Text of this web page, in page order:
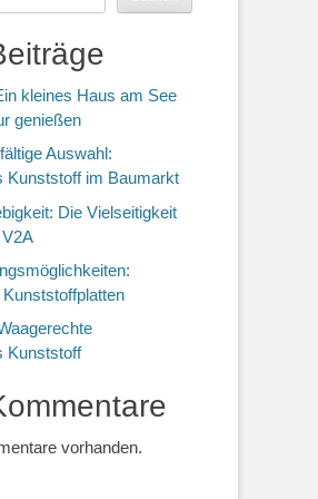
kleines Haus am See
genießen
Auswahl:
Kunststoff im Baumarkt
Die Vielseitigkeit
Kunststoff
vorhanden.